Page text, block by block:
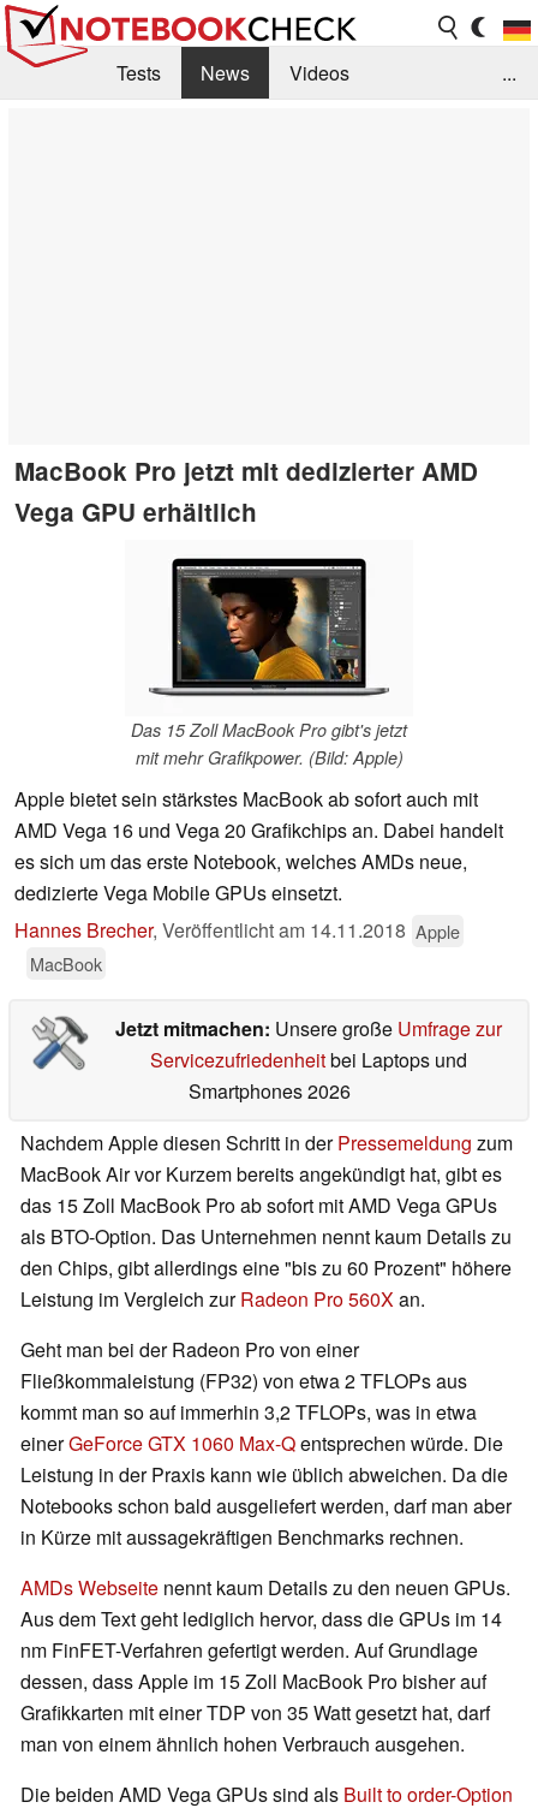
Tests News
Videos
...
MacBook Pro jetzt mit dedizierter AMD
Vega GPU erhältlich
Das 15 Zoll MacBook Pro gibt's jetzt
mit mehr Grafikpower. (Bild: Apple)
Apple bietet sein stärkstes MacBook ab sofort auch mit
AMD Vega 16 und Vega 20 Grafikchips an. Dabei handelt
es sich um das erste Notebook, welches AMDs neue,
dedizierte Vega Mobile GPUs einsetzt.
Hannes Brecher, Veröffentlicht am 14.11.2018 Apple
MacBook
Jetzt mitmachen: Unsere große Umfrage zur
Servicezufriedenheitbei Laptops und
Smartphones 2026
Nachdem Apple diesen Schritt in derPressemeldung zum
MacBook Air vor Kurzem bereits angekündigt hat, gibt es
das 15 Zoll MacBook Pro ab sofort mit AMD Vega GPUs
als BTO-Option. Das Unternehmen nennt kaum Details zu
den Chips, gibt allerdings eine "bis zu 60 Prozent" höhere
Leistung im Vergleich zurRadeon Pro 560Xan.
Geht man bei der Radeon Pro von einer
Fließkommaleistung (FP32) von etwa 2 TFLOPs aus
kommt man so auf immerhin 3,2 TFLOPs, was in etwa
einerGeForce GTX 1060 Max-Qentsprechen würde. Die
Leistung in der Praxis kann wie üblich abweichen. Da die
Notebooks schon bald ausgeliefert werden, darf man aber
in Kürze mit aussagekräftigen Benchmarks rechnen.
AMDs Webseite nennt kaum Details zu den neuen GPUs.
Aus dem Text geht lediglich hervor, dass die GPUs im 14
nm FinFET-Verfahren gefertigt werden. Auf Grundlage
dessen, dass Apple im 15 Zoll MacBook Pro bisher auf
Grafikkarten mit einer TDP von 35 Watt gesetzt hat, darf
man von einem ähnlich hohen Verbrauch ausgehen.
Die beiden AMD Vega GPUs sind als Built to order-Option